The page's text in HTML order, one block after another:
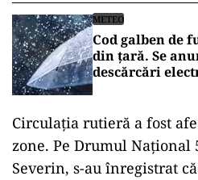
METEO
Cod galben de
din țară. Se
descărcări
Circulația rutieră a fost
zone. Pe Drumul Național
Severin, s-au înregistrat